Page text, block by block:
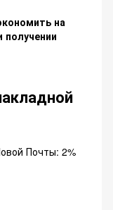
на
Почты: 2%